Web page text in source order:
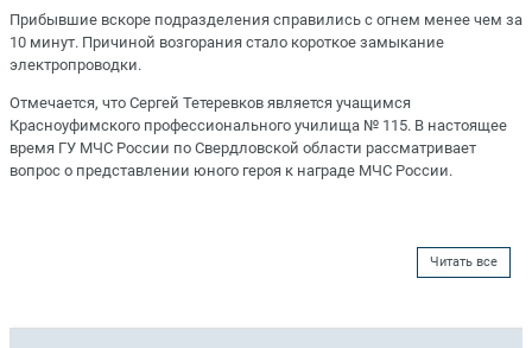
Прибывшие вскоре подразделения справились с огнем менее чем за
10 минут. Причиной возгорания стало короткое замыкание
электропроводки.
Отмечается, что Сергей Тетеревков является учащимся
Красноуфимского профессионального училища № 115. В настоящее
время ГУ МЧС России по Свердловской области рассматривает
вопрос о представлении юного героя к награде МЧС России.
Читать все